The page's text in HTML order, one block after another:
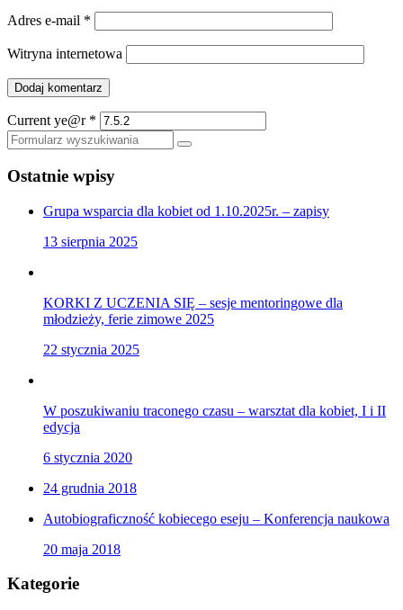
Adres e-mail *
Witryna internetowa
Current ye@r *
Szukaj
Ostatnie wpisy
Grupa wsparcia dla kobiet od 1.10.2025r. – zapisy
13 sierpnia 2025
KORKI Z UCZENIA SIĘ – sesje mentoringowe dla
młodzieży, ferie zimowe 2025
22 stycznia 2025
W poszukiwaniu traconego czasu – warsztat dla kobiet, I i II
edycja
6 stycznia 2020
24 grudnia 2018
Autobiograficzność kobiecego eseju – Konferencja naukowa
20 maja 2018
Kategorie